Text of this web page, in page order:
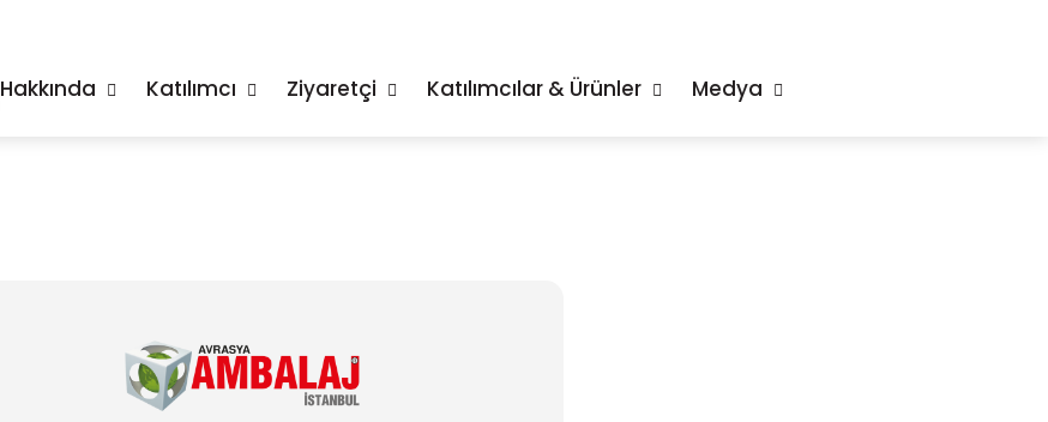
Hakkında Katılımcı Ziyaretçi Katılımcılar & Ürünler Medya